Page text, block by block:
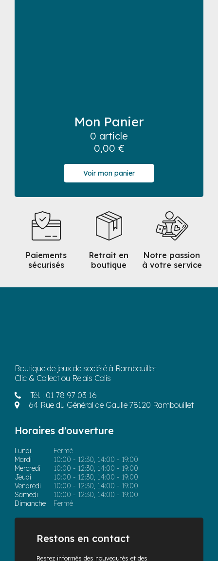
Mon Panier
0 article
0,00 €
Voir mon panier
Paiements
sécurisés
Retrait en
boutique
Notre passion
à votre service
Boutique de jeux de société à Rambouillet
Clic & Collect ou Relais Colis
Tél. : 01 78 97 03 16
64 Rue du Général de Gaulle 78120 Rambouillet
Horaires d'ouverture
Lundi
Fermé
Mardi
10:00 - 12:30, 14:00 - 19:00
Mercredi
10:00 - 12:30, 14:00 - 19:00
Jeudi
10:00 - 12:30, 14:00 - 19:00
Vendredi
10:00 - 12:30, 14:00 - 19:00
Samedi
10:00 - 12:30, 14:00 - 19:00
Dimanche
Fermé
Restons en contact
Restez informés des nouveautés et des